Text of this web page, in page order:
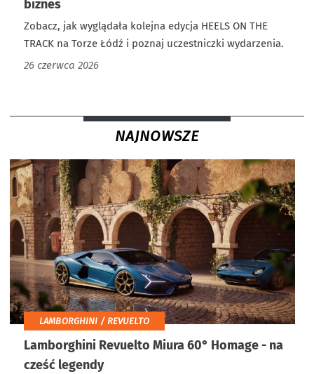
biznes
Zobacz, jak wyglądała kolejna edycja HEELS ON THE
TRACK na Torze Łódź i poznaj uczestniczki wydarzenia.
26 czerwca 2026
NAJNOWSZE
LAMBORGHINI / REVUELTO
Lamborghini Revuelto Miura 60° Homage - na
cześć legendy